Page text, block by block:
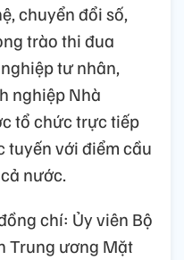
chuyển đổi số,
trào thi đua
tư nhân,
nghiệp Nhà
tổ chức trực tiếp
tuyến với điểm cầu
nước.
chí: Ủy viên Bộ
Trung ương Mặt